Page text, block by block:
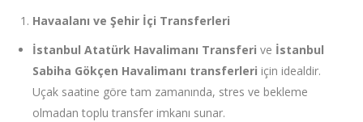
Havaalanı ve Şehir İçi Transferleri
İstanbul Atatürk Havalimanı Transferi ve İstanbul
Sabiha Gökçen Havalimanı transferleri için idealdir.
Uçak saatine göre tam zamanında, stres ve bekleme
olmadan toplu transfer imkanı sunar.